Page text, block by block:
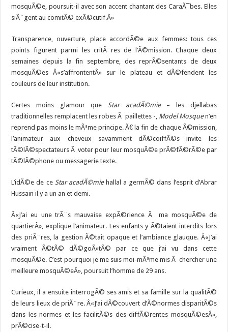
mosquÃ©e, poursuit-il avec son accent chantant des CaraÃ¯bes. Elles
siÃ¨gent au comitÃ© exÃ©cutif.Â»
Transparence, ouverture, place accordÃ©e aux femmes: tous ces
points figurent parmi les critÃ¨res de l’Ã©mission. Chaque deux
semaines depuis la fin septembre, des reprÃ©sentants de deux
mosquÃ©es Â«s’affrontentÂ» sur le plateau et dÃ©fendent les
couleurs de leur institution.
Certes moins glamour que Star acadÃ©mie– les djellabas
traditionnelles remplacent les robes Ã paillettes -, Model Mosquen’en
reprend pas moins le mÃªme principe. Ã€ la fin de chaque Ã©mission,
l’animateur aux cheveux savamment dÃ©coiffÃ©s invite les
tÃ©lÃ©spectateurs Ã voter pour leur mosquÃ©e prÃ©fÃ©rÃ©e par
tÃ©lÃ©phone ou messagerie texte.
L’idÃ©e de ceStar acadÃ©mie hallal a germÃ© dans l’esprit d’Abrar
Hussain il y a un an et demi.
Â«J’ai eu une trÃ¨s mauvaise expÃ©rience Ã ma mosquÃ©e de
quartierÂ», explique l’animateur. Les enfants y Ã©taient interdits lors
des priÃ¨res, la gestion Ã©tait opaque et l’ambiance glauque. Â«J’ai
vraiment Ã©tÃ© dÃ©goÃ»tÃ© par ce que j’ai vu dans cette
mosquÃ©e. C’est pourquoi je me suis moi-mÃªme mis Ã chercher une
meilleure mosquÃ©eÂ», poursuit l’homme de 29 ans.
Curieux, il a ensuite interrogÃ© ses amis et sa famille sur la qualitÃ©
de leurs lieux de priÃ¨re. Â«J’ai dÃ©couvert d’Ã©normes disparitÃ©s
dans les normes et les facilitÃ©s des diffÃ©rentes mosquÃ©esÂ»,
prÃ©cise-t-il.